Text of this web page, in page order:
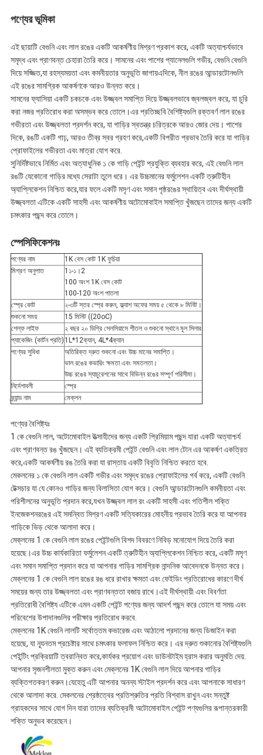
পণ্যের ভূমিকা
এই ছায়াটি বেগুনি এবং লাল রঙের একটি আকর্ষণীয় মিশ্রণ প্রকাশ করে, একটি অত্যাশ্চর্যভাবে
সমৃদ্ধ এবং প্রাণবন্ত চেহারা তৈরি করে। সামনের এবং পাশের প্যানেলগুলি গভীর, বেগুনি বেগুনি
দিয়ে সজ্জিত,যা রহস্যময়তা এবং কমনীয়তার অনুভূতি জাগায়এদিকে, নীল রঙের আন্ডারটোনগুলি
এই রঙের সামগ্রিক আকর্ষণকে আরও উন্নত করে।
সামনের ফ্যাসিয়া একটি চকচকে এবং উজ্জ্বল সমাপ্তি দিয়ে উজ্জ্বলভাবে জ্বলজ্বল করে, যা চুরি
করা নজর প্রতিরোধ করা অসম্ভব করে তোলে।এর প্রতিচ্ছবি বৈশিষ্ট্যগুলি রক্তবর্ণ লাল রঙের
গভীরতা এবং উজ্জ্বলতা প্রদর্শন করে, যা গাড়ির স্বতন্ত্র চরিত্রকে আরও জোর দেয়। পাশের
দিকে, রঙটি একটি গাঢ়, আরও তীব্র স্বর গ্রহণ করে,একটি বিপরীত প্রভাব তৈরি করে যা গাড়ির
প্রোফাইলের গভীরতা এবং মাত্রা যোগ করে.
সুনির্দিষ্টভাবে নির্মিত এবং অত্যাধুনিক ১ কে গাড়ি পেইন্ট প্রযুক্তি ব্যবহার করে, এই বেগুনি লাল
রঙটি যেকোনো গাড়ির মধ্যে সেরাটা তুলে ধরে। এর উচ্চমানের ফর্মুলেশন একটি ত্রুটিহীন
অ্যাপ্লিকেশন নিশ্চিত করে,যার ফলে একটি মসৃণ এবং সমান পৃষ্ঠরঙের স্থায়িত্ব এবং দীর্ঘস্থায়ী
উজ্জ্বলতা এটিকে একটি সাহসী এবং আকর্ষণীয় অটোমোবাইল সমাপ্তি খুঁজছেন তাদের জন্য একটি
চমৎকার পছন্দ করে তোলে।
স্পেসিফিকেশনঃ
পণ্যের নাম
1K বেস কোট 1K ফুচিয়া
মিশ্রণ অনুপাত
1১-১।2
100 অংশ 1K বেস কোট
100-120 অংশ পাতলা
স্প্রে কোট
২-৩টি স্তর স্প্রে করুন, ফ্ল্যাশ অফের সময় ৫ থেকে ৮ মিনিট।
শুকনো সময়
15 মিনিট ((20oC)
শেল্ফ লাইফ
২ বছর ২০ ডিগ্রি সেলসিয়াসে শীতল ও শুকনো স্থানে মূল সিলার
প্যাকেজিং (কার্টন প্রতি) 1L*12ক্যান, 4L*4ক্যান
পণ্যের সুবিধা
অতিরিক্ত দ্রুত শুকনো এবং উচ্চ মানের সমাপ্তি।
ভাল রঙের কভারিং ক্ষমতা এবং সমতলতা।
উচ্চ রঙের স্যাচুরেশনের সাথে বিভিন্ন রঙের সম্পূর্ণ পরিসীমা।
নির্দেশাবলী
স্প্রে
ব্র্যান্ড নাম
মেক্লন
পণ্যের বৈশিষ্ট্যঃ
1 কে বেগুনি লাল, অটোমোবাইল উত্সাহীদের জন্য একটি প্রিমিয়াম পছন্দ যারা একটি অত্যাশ্চর্য
এবং প্রাণবন্ত রঙ খুঁজছেন। এই ব্যতিক্রমী পেইন্ট বেগুনি এবং লাল টোন এর আকর্ষণ একত্রিত
করে,একটি আকর্ষণীয় রঙ তৈরি করা যা রাস্তায় একটি বিবৃতি নিশ্চিত করতে হবে.
মেকলনের ১ কে বেগুনি লাল একটি গভীর এবং সমৃদ্ধ রঙের প্রোফাইলের গর্ব করে, একটি বেগুনি
টেক্সচার যা যে কোনও গাড়ির জন্য বিলাসিতা যোগ করে। বেগুনি আন্ডারটোনগুলি কমনীয়তা এবং
পরিশীলনের অনুভূতি প্রদান করে,যখন উজ্জ্বল লাল রং একটি সাহসী এবং গতিশীল শক্তি
ইনজেকশনরঙের এই সমন্বিত মিশ্রণ একটি সত্যিকারের মোহনীয় প্রভাব তৈরি করে যা আপনার
গাড়িকে ভিড় থেকে আলাদা করে।
মেক্লনের 1 কে বেগুনি লাল রঙের পেইন্টগুলি বিশদ বিবরণে নিবিড় মনোযোগ দিয়ে তৈরি করা
হয়েছে।এর উচ্চ কার্যকারিতা ফর্মুলেশন একটি ত্রুটিহীন অ্যাপ্লিকেশন নিশ্চিত করে, একটি মসৃণ
এবং সমান সমাপ্তি প্রদান করে যা আপনার গাড়ির সামগ্রিক নান্দনিক আবেদনকে উন্নত করে।
মেক্লনের 1 কে বেগুনি লাল রঙের রঙ ধরে রাখার ক্ষমতা এবং ফেইডিং প্রতিরোধের কারণে দীর্ঘ
সময়ের জন্য তার উজ্জ্বলতা এবং প্রাণবন্ততা বজায় রাখে।এই দীর্ঘস্থায়ী এবং বিবর্ণতা
প্রতিরোধী বৈশিষ্ট্য এটিকে এমন একটি পেইন্ট পণ্যের জন্য আদর্শ পছন্দ করে তোলে যা সময় এবং
পরিবেশের উপাদানগুলির পরীক্ষার প্রতিরোধ করবে.
মেক্লনের 1K বেগুনি লালটি সর্বোত্তম কভারেজ এবং আঠালো প্রদানের জন্য ডিজাইন করা
হয়েছে, যা ন্যূনতম প্রচেষ্টার সাথে চমৎকার ফলাফল নিশ্চিত করে। এর দ্রুত শুকানোর বৈশিষ্ট্যগুলি
পেইন্টিং প্রক্রিয়াটি ত্বরান্বিত করে,কার্যকর প্রয়োগ এবং ডাউনটাইম হ্রাস করার অনুমতি দেয়.
আপনার সৃজনশীলতা মুক্ত করুন এবং মেক্লনের 1K বেগুনি লাল দিয়ে আপনার গাড়ির
ব্যক্তিগতকরণ করুন।যেহেতু এটি আপনার অনন্য স্টাইল প্রদর্শন করে এবং আপনাকে সাধারণ
থেকে আলাদা করে. মেকলনের শ্রেষ্ঠত্বের প্রতিশ্রুতির প্রতি বিশ্বাস রাখুন এবং সন্তুষ্ট
গ্রাহকদের সাথে যোগ দিন যারা তাদের ব্যতিক্রমী অটোমোবাইল পেইন্ট পণ্যগুলির রূপান্তরকারী
শক্তি অনুভব করেছেন।